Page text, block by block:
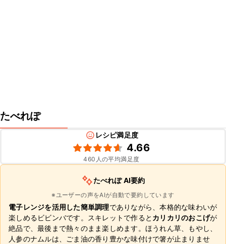
たべれぽ
レシピ満足度
4.66
460 人の平均満足度
たべれぽ AI要約
※ユーザーの声をAIが自動で要約しています
電子レンジを活用した簡単調理でありながら、本格的な味わいが
楽しめるビビンバです。スキレットで作ると カリカリのおこげが
絶品で、最後まで熱々のまま楽しめます。ほうれん草、もやし、
人参のナムルは、ごま油の香り豊かな味付けで箸が止まりませ